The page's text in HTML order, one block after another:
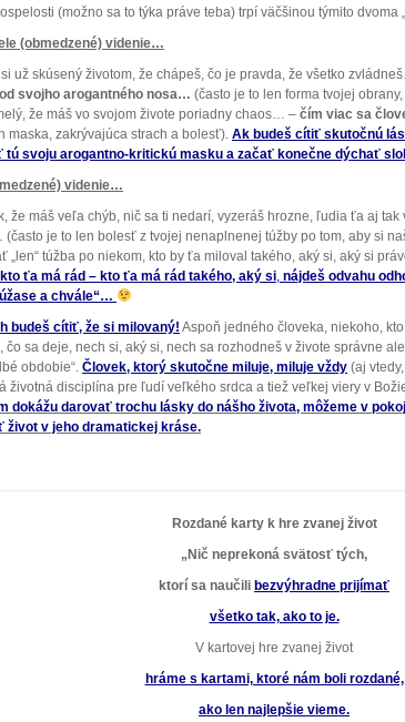
(možno sa to týka práve teba) trpí väčšinou týmito dvoma
(obmedzené) videnie…
už skúsený životom, že chápeš, čo je pravda, že všetko
svojho arogantného nosa… (často je to len forma tvojej
že máš vo svojom živote poriadny chaos… – čím viac sa
maska, zakrývajúca strach a bolesť). Ak budeš cítiť skutočnú
tú svoju arogantno-kritickú masku a začať konečne dýchať
videnie…
že máš veľa chýb, nič sa ti nedarí, vyzeráš hrozne, ľudia ťa aj
je to len bolesť z tvojej nenaplnenej túžby po tom, aby si
túžba po niekom, kto by ťa miloval takého, aký si, aký si
ťa má rád – kto ťa má rád takého, aký si, nájdeš odvahu
a chvále“…
budeš cítiť, že si milovaný! Aspoň jedného človeka, niekoho,
sa deje, nech si, aký si, nech sa rozhodneš v živote správne
obdobie“. Človek, ktorý skutočne miluje, miluje vždy (aj
disciplína pre ľudí veľkého srdca a tiež veľkej viery v
dokážu darovať trochu lásky do nášho života, môžeme v
v jeho dramatickej kráse.
Rozdané karty k hre zvanej život
„Nič neprekoná svätosť tých,
ktorí sa naučili bezvýhradne prijímať
všetko tak, ako to je.
V kartovej hre zvanej život
hráme s kartami, ktoré nám boli rozdané,
ako len najlepšie vieme.